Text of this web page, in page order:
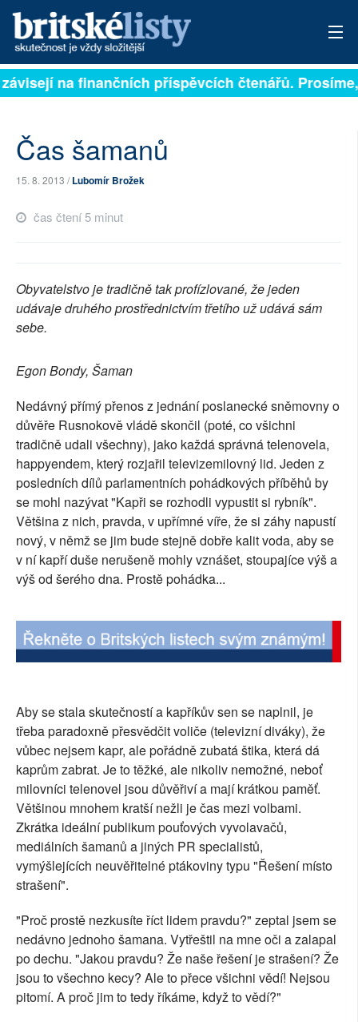
PŘIHLÁSIT
ARCHIV
AUTOŘI
SOCIÁLNÍ SÍTĚ
RUBRIKY
PLNÁ VERZE STRÁNEK
na finančních příspěvcích čtenářů.
Čas šamanů
15. 8. 2013 /Lubomír Brožek
čas čtení 5 minut
Obyvatelstvo je tradičně tak profízlované, že jeden
udávaje druhého prostřednictvím třetího už udává sám
sebe.
Egon Bondy, Šaman
Nedávný přímý přenos z jednání poslanecké sněmovny o
důvěře Rusnokově vládě skončil (poté, co všichni
tradičně udali všechny), jako každá správná telenovela,
happyendem, který rozjařil televizemilovný lid. Jeden z
posledních dílů parlamentních pohádkových příběhů by
se mohl nazývat "Kapři se rozhodli vypustit si rybník".
Většina z nich, pravda, v upřímné víře, že si záhy napustí
nový, v němž se jim bude stejně dobře kalit voda, aby se
v ní kapří duše nerušeně mohly vznášet, stoupajíce výš a
výš od šerého dna. Prostě pohádka...
Aby se stala skutečností a kapříkův sen se naplnil, je
třeba paradoxně přesvědčit voliče (televizní diváky), že
vůbec nejsem kapr, ale pořádně zubatá štika, která dá
kaprům zabrat. Je to těžké, ale nikoliv nemožné, neboť
milovníci telenovel jsou důvěřiví a mají krátkou paměť.
Většinou mnohem kratší nežli je čas mezi volbami.
Zkrátka ideální publikum pouťových vyvolavačů,
mediálních šamanů a jiných PR specialistů,
vymýšlejících neuvěřitelné ptákoviny typu "Řešení místo
strašení".
"Proč prostě nezkusíte říct lidem pravdu?" zeptal jsem se
nedávno jednoho šamana. Vytřeštil na mne oči a zalapal
po dechu. "Jakou pravdu? Že naše řešení je strašení? Že
jsou to všechno kecy? Ale to přece všichni vědí! Nejsou
pitomí. A proč jim to tedy říkáme, když to vědí?"